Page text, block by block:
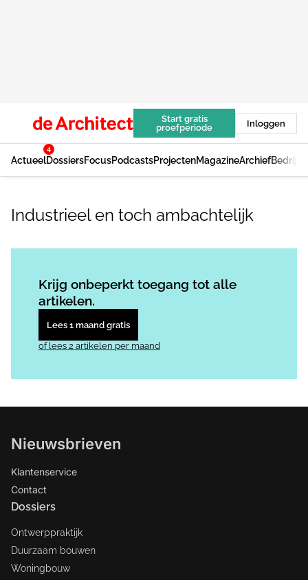
Start gratis
proefperiode
Inloggen
Actueel
4
DossiersFocusPodcastsProjectenMagazineArchief
Industrieel en toch ambachtelijk
Krijg onbeperkt toegang tot alle
artikelen.
Lees 1 maand gratis
of lees 2 artikelen per maand
Nieuwsbrieven
Klantenservice
Contact
Dossiers
Ontwerppraktijk
Duurzaam bouwen
Woningbouw